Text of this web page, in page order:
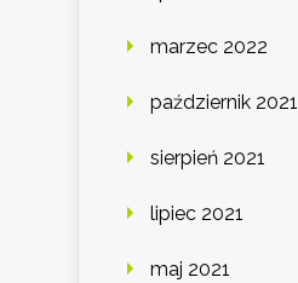
marzec 2022
październik 2021
sierpień 2021
lipiec 2021
maj 2021